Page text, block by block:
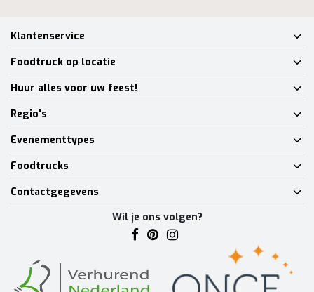
Klantenservice
Foodtruck op locatie
Huur alles voor uw feest!
Regio's
Evenementtypes
Foodtrucks
Contactgegevens
Wil je ons volgen?